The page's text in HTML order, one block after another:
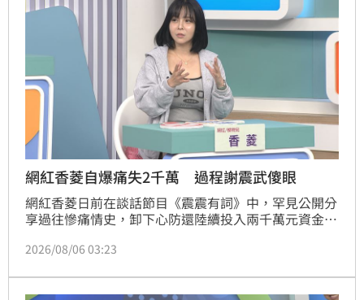
網紅香菱自爆痛失2千萬 過程謝震武傻眼
網紅香菱日前在談話節目《震震有詞》中，罕見公開分
享過往慘痛情史，卸下心防還陸續投入兩千萬元資金，
劃分金錢界線，導致最終未採取法律行動，這段經歷讓
2026/08/06 03:23